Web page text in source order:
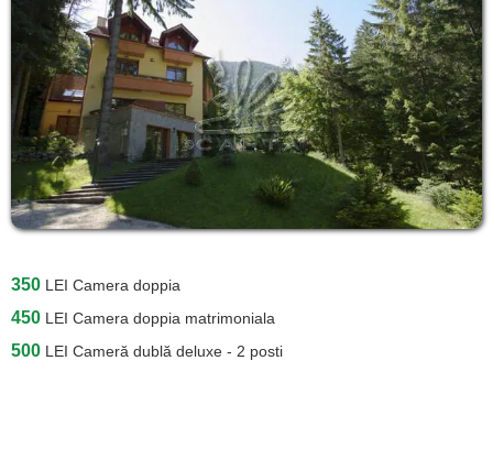
350 LEI Camera doppia
450 LEI Camera doppia matrimoniala
500 LEI Cameră dublă deluxe - 2 posti